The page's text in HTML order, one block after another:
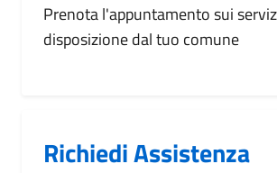
Prenota l'appuntamento sui
disposizione dal tuo comune
Richiedi Assistenza